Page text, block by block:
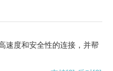
速度和安全性的连接，并帮